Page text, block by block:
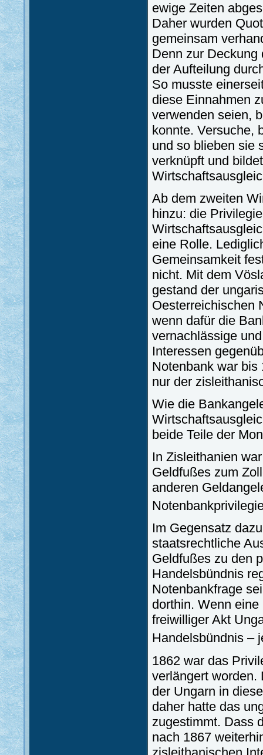
ewige Zeiten
Daher wurden
gemeinsam
Denn zur Deckung
der Aufteilung
So musste
diese Einnahmen
verwenden seien,
konnte. Versuche,
und so blieben sie
verknüpft und
Ab dem zweiten
hinzu: die
eine Rolle.
Gemeinsamkeit
nicht. Mit dem
gestand der
Oesterreichischen
wenn dafür die
vernachlässige
Interessen
Notenbank war
nur der
Wie die
beide Teile der
In Zisleithanien
Geldfußes zum
anderen
Im Gegensatz
staatsrechtliche
Geldfußes zu den
Handelsbündnis
Notenbankfrage
dorthin. Wenn
freiwilliger Akt
Handelsbündnis –
1862 war das
verlängert worden.
der Ungarn in
daher hatte das
zugestimmt. Dass
nach 1867